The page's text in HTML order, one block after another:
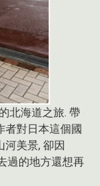
北海道之旅. 帶
者對日本這個國
美景, 卻因
過的地方還想再